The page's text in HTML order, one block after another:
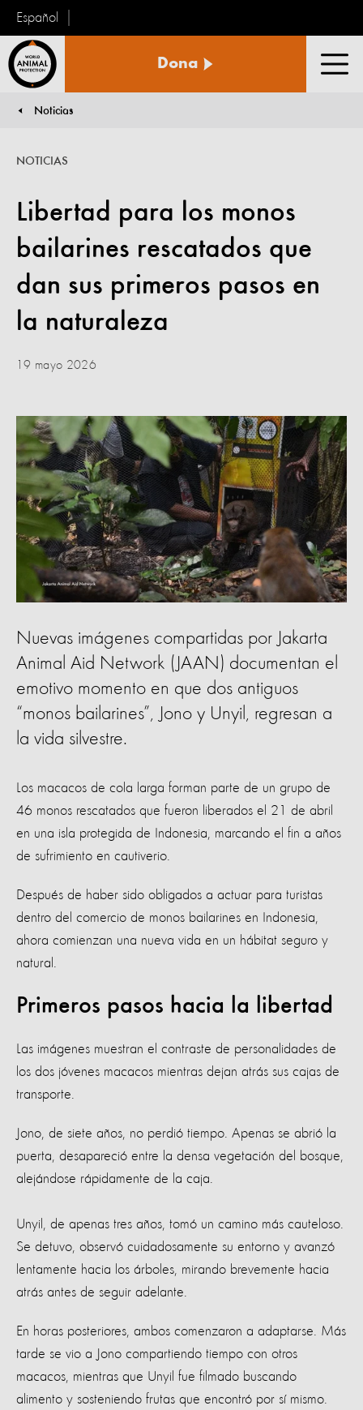
Español
Animal
Dona
Noticias
Libertad para los monos
bailarines rescatados que
dan sus primeros pasos en
la naturaleza
NOTICIAS
19 mayo 2026
Nuevas imágenes compartidas por Jakarta
Animal Aid Network (JAAN) documentan el
emotivo momento en que dos antiguos
“monos bailarines”, Jono y Unyil, regresan a
la vida silvestre.
Los macacos de cola larga forman parte de un grupo de
46 monos rescatados que fueron liberados el 21 de abril
en una isla protegida de Indonesia, marcando el fin a años
de sufrimiento en cautiverio.
Después de haber sido obligados a actuar para turistas
dentro del comercio de monos bailarines en Indonesia,
ahora comienzan una nueva vida en un hábitat seguro y
natural.
Primeros pasos hacia la libertad
Las imágenes muestran el contraste de personalidades de
los dos jóvenes macacos mientras dejan atrás sus cajas de
transporte.
Jono, de siete años, no perdió tiempo. Apenas se abrió la
puerta, desapareció entre la densa vegetación del bosque,
alejándose rápidamente de la caja.
Unyil, de apenas tres años, tomó un camino más cauteloso.
Se detuvo, observó cuidadosamente su entorno y avanzó
lentamente hacia los árboles, mirando brevemente hacia
atrás antes de seguir adelante.
En horas posteriores, ambos comenzaron a adaptarse. Más
tarde se vio a Jono compartiendo tiempo con otros
macacos, mientras que Unyil fue filmado buscando
alimento y sosteniendo frutas que encontró por sí mismo.